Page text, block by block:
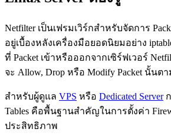
Netfilter เป็นเฟรมเวิร์กสำหรับจัดการ
อยู่เบื้องหลังเครื่องมือยอดนิยมอย่าง
ที่ Packet เข้าหรือออกจากเซิร์ฟเวอร์
จะ Allow, Drop หรือ Modify Packet นั้น
สำหรับผู้ดูแล VPS หรือ Dedicated Serverก
Tables คือพื้นฐานสำคัญในการตั้งค่า
ประสิทธิภาพ